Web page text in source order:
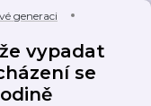
generaci
vypadat
se